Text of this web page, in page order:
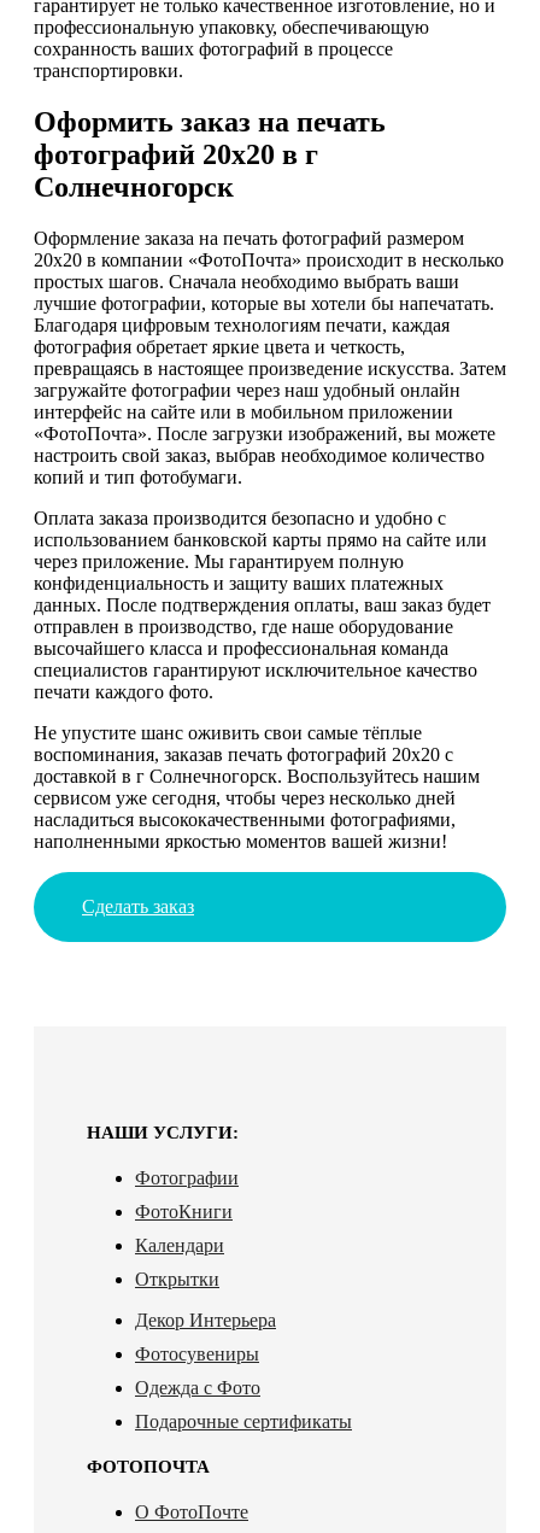
гарантирует не только качественное изготовление, но и
профессиональную упаковку, обеспечивающую
сохранность ваших фотографий в процессе
транспортировки.
Оформить заказ на печать
фотографий 20х20 в г
Солнечногорск
Оформление заказа на печать фотографий размером
20х20 в компании «ФотоПочта» происходит в несколько
простых шагов. Сначала необходимо выбрать ваши
лучшие фотографии, которые вы хотели бы напечатать.
Благодаря цифровым технологиям печати, каждая
фотография обретает яркие цвета и четкость,
превращаясь в настоящее произведение искусства. Затем
загружайте фотографии через наш удобный онлайн
интерфейс на сайте или в мобильном приложении
«ФотоПочта». После загрузки изображений, вы можете
настроить свой заказ, выбрав необходимое количество
копий и тип фотобумаги.
Оплата заказа производится безопасно и удобно с
использованием банковской карты прямо на сайте или
через приложение. Мы гарантируем полную
конфиденциальность и защиту ваших платежных
данных. После подтверждения оплаты, ваш заказ будет
отправлен в производство, где наше оборудование
высочайшего класса и профессиональная команда
специалистов гарантируют исключительное качество
печати каждого фото.
Не упустите шанс оживить свои самые тёплые
воспоминания, заказав печать фотографий 20х20 с
доставкой в г Солнечногорск. Воспользуйтесь нашим
сервисом уже сегодня, чтобы через несколько дней
насладиться высококачественными фотографиями,
наполненными яркостью моментов вашей жизни!
Сделать заказ
НАШИ УСЛУГИ:
Фотографии
ФотоКниги
Календари
Открытки
Декор Интерьера
Фотосувениры
Одежда с Фото
Подарочные сертификаты
ФОТОПОЧТА
О ФотоПочте